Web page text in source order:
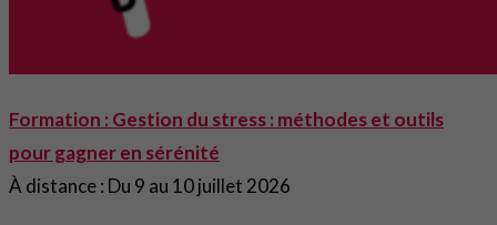
Formation : Gestion du stress : méthodes et outils
pour gagner en sérénité
À distance : Du 9 au 10 juillet 2026